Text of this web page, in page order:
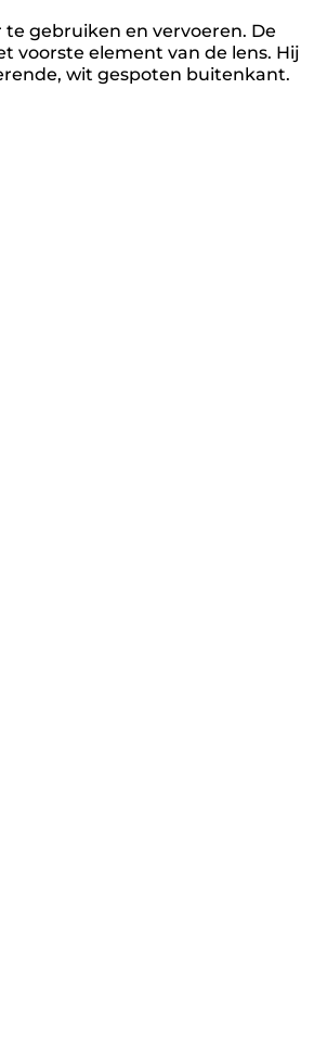
gebruiken en vervoeren. De
voorste element van de lens. Hij
wit gespoten buitenkant.